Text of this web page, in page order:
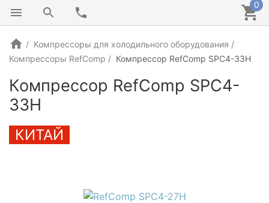
0
Компрессоры для холодильного оборудования
Компрессоры RefComp
Компрессор RefComp SPC4-33H
Компрессор RefComp SPC4-
33H
КИТАЙ